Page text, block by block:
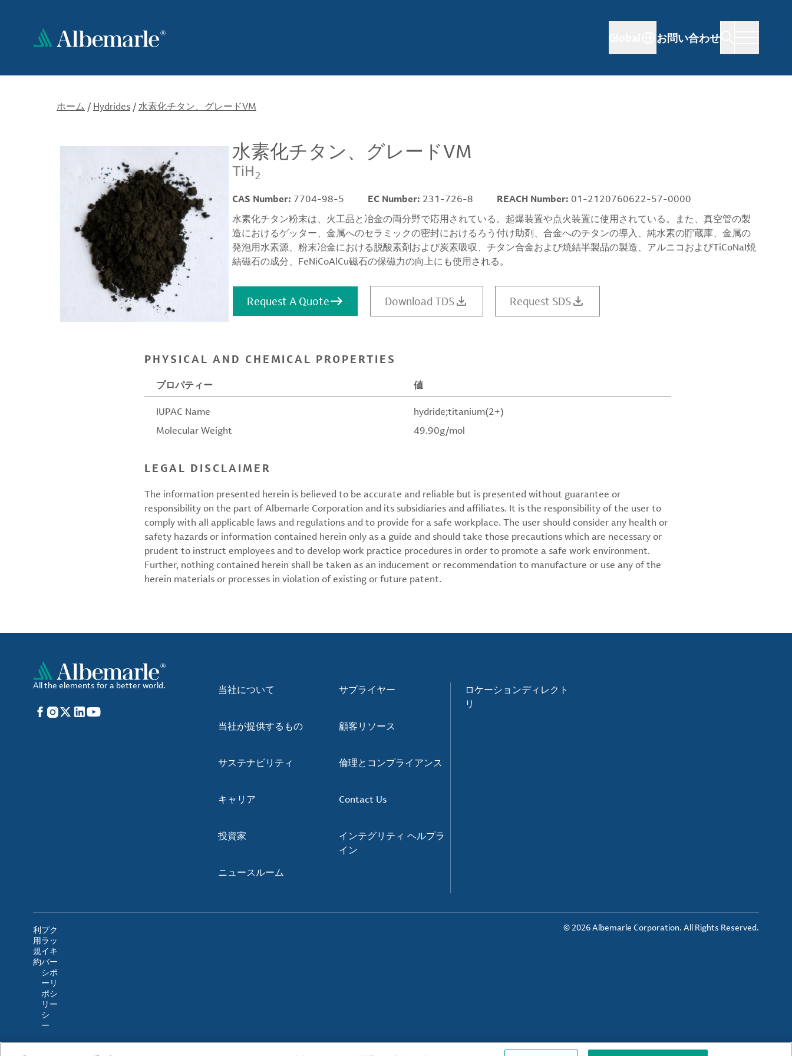
テ
お問い合わせ
ホーム / Hydrides /水素化チタン、グレードVM
水素化チタン、グレードVM
TiH2
CAS Number: 7704-98-5 EC Number: 231-726-8 REACH Number: 01-2120760622-57-0000
水素化チタン粉末は、火工品と冶金の両分野で応用されている。起爆装置や点火装置に使用されている。また、真空管の製
造におけるゲッター、金属へのセラミックの密封におけるろう付け助剤、合金へのチタンの導入、純水素の貯蔵庫、金属の
発泡用水素源、粉末冶金における脱酸素剤および炭素吸収、チタン合金および焼結半製品の製造、アルニコおよびTiCoNaI焼
結磁石の成分、FeNiCoAlCu磁石の保磁力の向上にも使用される。
Request A Quote Download TDS Request SDS
PHYSICAL AND CHEMICAL PROPERTIES
プロパティー 値
IUPAC Name
hydride;titanium(2+)
Molecular Weight
49.90g/mol
LEGAL DISCLAIMER
The information presented herein is believed to be accurate and reliable but is presented without guarantee or
responsibility on the part of Albemarle Corporation and its subsidiaries and affiliates. It is the responsibility of the user to
comply with all applicable laws and regulations and to provide for a safe workplace. The user should consider any health or
safety hazards or information contained herein only as a guide and should take those precautions which are necessary or
prudent to instruct employees and to develop work practice procedures in order to promote a safe work environment.
Further, nothing contained herein shall be taken as an inducement or recommendation to manufacture or use any of the
herein materials or processes in violation of existing or future patent.
All the elements for a better world.
Facebook
Instagram
X LinkedIn
YouTube
当社について
当社が提供するもの
サステナビリティ
キャリア
投資家
ニュースルーム
サプライヤー
顧客リソース
倫理とコンプライアンス
Contact Us
インテグリティ ヘルプラ
イン
ロケーションディレクト
リ
利
用
規
約
プ
ラ
イ
バ
シ
ー
ポ
リ
シ
ー
ク
ッ
キ
ー
ポ
リ
シ
ー
© 2026 Albemarle Corporation. All Rights Reserved.